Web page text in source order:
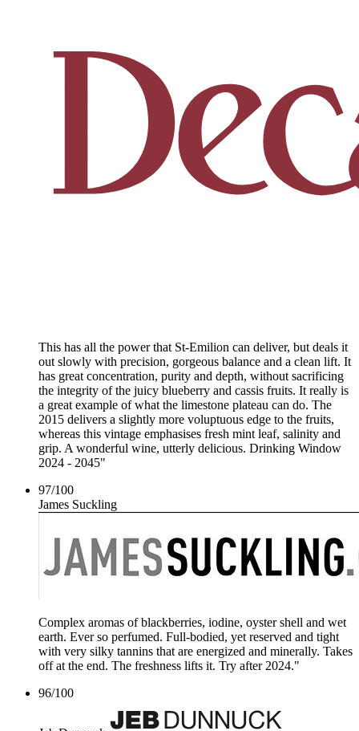
This has all the power that St-Emilion can deliver, but deals it
out slowly with precision, gorgeous balance and a clean lift. It
has great concentration, purity and depth, without sacrificing
the integrity of the juicy blueberry and cassis fruits. It really is
a great example of what the limestone plateau can do. The
2015 delivers a slightly more voluptuous edge to the fruits,
whereas this vintage emphasises fresh mint leaf, salinity and
grip. A wonderful wine, utterly delicious. Drinking Window
2024 - 2045"
97/100
James Suckling
Complex aromas of blackberries, iodine, oyster shell and wet
earth. Ever so perfumed. Full-bodied, yet reserved and tight
with very silky tannins that are energized and minerally. Takes
off at the end. The freshness lifts it. Try after 2024."
96/100